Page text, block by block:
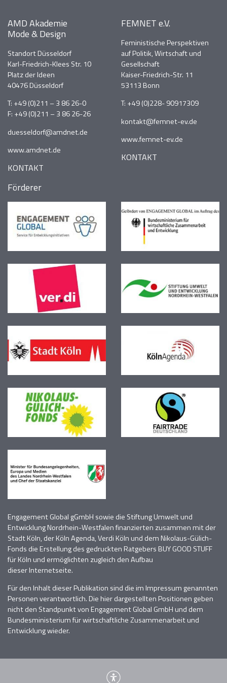
AMD Akademie
Mode & Design
Standort Düsseldorf
Karl-Friedrich-Klees Str. 10
Platz der Ideen
40476 Düsseldorf
T: +49 (0)211 – 3 86 26-0
F: +49 (0)211 – 3 86 26-26
duesseldorf@amdnet.de
www.amdnet.de
KONTAKT
FEMNET e.V.
Feministische Perspektiven
auf Politik, Wirtschaft und
Gesellschaft
Kaiser-Friedrich-Str. 11
53113 Bonn
T: +49 (0)228- 90917309
kontakt@femnet-ev.de
www.femnet-ev.de
KONTAKT
Förderer
Engagement Global gGmbH sowie die Stiftung Umwelt und
Entwicklung Nordrhein-Westfalen finanzierten zusammen mit der
Stadt Köln, der Köln Agenda, Verdi Köln und dem Nikolaus-Gülich-
Fonds die Erstellung des gedruckten Ratgebers BUY GOOD STUFF
für Köln und ermöglichten zugleich den Aufbau
dieserInternetseite.
Für den Inhalt dieser Publikation sind die im Impressum genannten
Personen verantwortlich. Die hier dargestellten Positionen geben
nicht den Standpunkt von Engagement Global GmbH und dem
Bundesministerium für wirtschaftliche Zusammenarbeit und
Entwicklung wieder.